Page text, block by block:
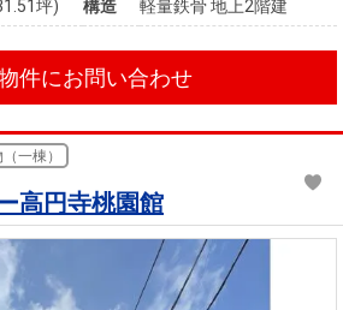
坪) 構造 軽量鉄骨 地上2階建
件にお問い合わせ
一棟）
高円寺桃園館